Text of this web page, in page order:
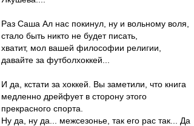
Раз Саша Ал нас покинул, ну и вольному воля,
стало быть никто не будет писать,
хватит, мол вашей философии религии,
давайте за футболхоккей...
И да, кстати за хоккей. Вы заметили, что книга
медленно дрейфует в сторону этого
прекрасного спорта.
Ну да, ну да... межсезонье, так его рас так... Да